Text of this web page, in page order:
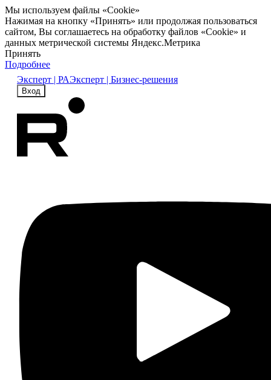
Мы используем файлы «Cookie»
Нажимая на кнопку «Принять» или продолжая пользоваться
сайтом, Вы соглашаетесь на обработку файлов «Cookie» и
данных метрической системы Яндекс.Метрика
Принять
Подробнее
Эксперт | РАЭксперт | Бизнес-решения
Вход